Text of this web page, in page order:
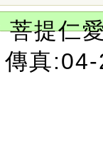
菩提
傳真